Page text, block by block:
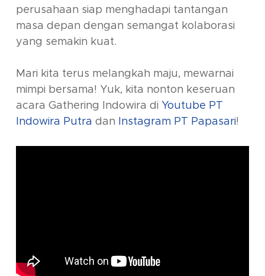
perusahaan siap menghadapi tantangan
masa depan dengan semangat kolaborasi
yang semakin kuat.
Mari kita terus melangkah maju, mewarnai
mimpi bersama! Yuk, kita nonton keseruan
acara Gathering Indowira di Youtube PT
Indowira Putra dan Instagram PT Papasari!